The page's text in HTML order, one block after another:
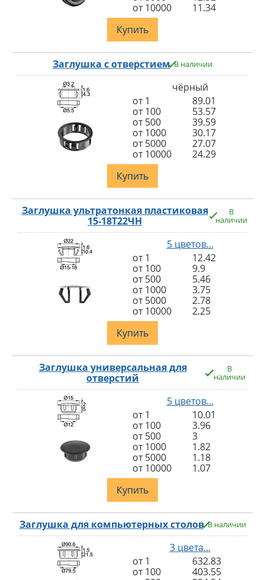
от 10000
11.34
Купить
Заглушка с отверстием В наличии
чёрный
от 1
89.01
от 100
53.57
от 500
39.59
от 1000
30.17
от 5000
27.07
от 10000
24.29
Купить
Заглушка ультратонкая пластиковая
15-18Т22ЧН
В
наличии
5 цветов...
от 1
12.42
от 100
9.9
от 500
5.46
от 1000
3.75
от 5000
2.78
от 10000
2.25
Купить
Заглушка универсальная для
отверстий
В
наличии
5 цветов...
от 1
10.01
от 100
3.96
от 500
3
от 1000
1.82
от 5000
1.18
от 10000
1.07
Купить
Заглушка для компьютерных столов В наличии
3 цвета...
от 1
632.83
от 100
403.55